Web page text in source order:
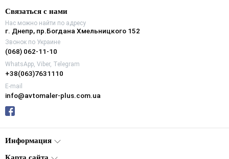
Связаться с нами
Нас можно найти по адресу
г. Днепр, пр.Богдана Хмельницкого 152
Звонок по Украине
(068) 062-11-10
WhatsApp, Viber, Telegram
+38(063)7631110
E-mail
info@avtomaler-plus.com.ua
Информация